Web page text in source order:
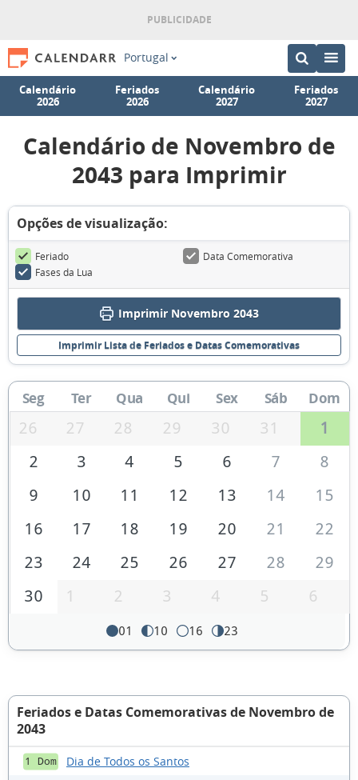
Portugal
Calendário
2026
Feriados
2026
Calendário
2027
Feriados
2027
Calendário de Novembro de
2043 para Imprimir
Opções de visualização:
Feriado
Data Comemorativa
Fases da Lua
Imprimir Novembro 2043
Imprimir Lista de Feriados e Datas Comemorativas
Seg Ter Qua Qui Sex Sáb Dom
26 27 28 29 30 31
1
2
3 4 5 6 7
8
9
10 11 12 13 14
15
16
17 18 19 20 21
22
23
24 25 26 27 28
29
30
1 2 3 4 5 6
01 10 16 23
Feriados e Datas Comemorativas de Novembro de
2043
1 Dom Dia de Todos os Santos